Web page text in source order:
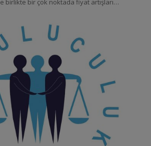
birlikte bir çok noktada fiyat artışları…